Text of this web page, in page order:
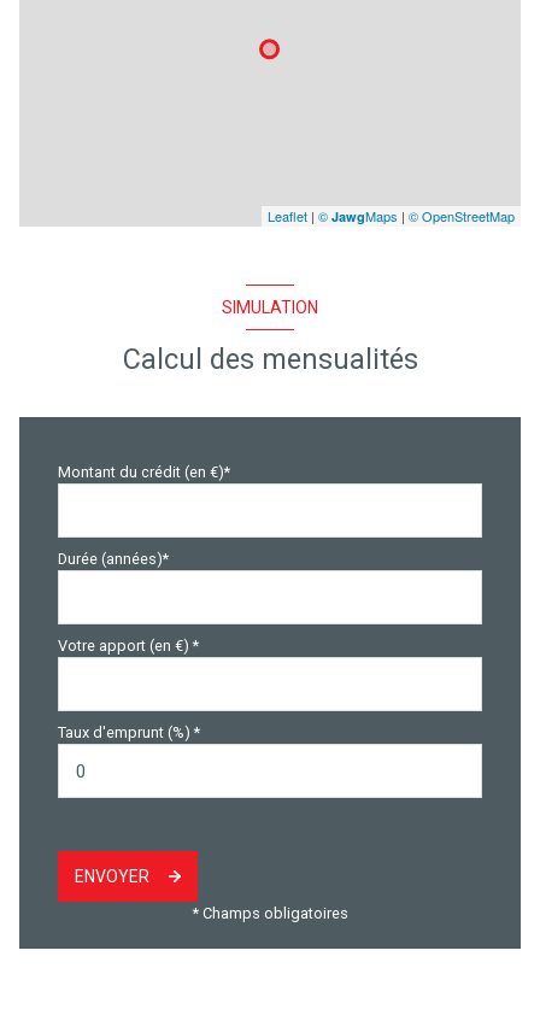
Leaflet | © JawgMaps | © OpenStreetMap
SIMULATION
Calcul des mensualités
Montant du crédit (en €)*
Durée (années)*
Votre apport (en €) *
Taux d'emprunt (%) *
ENVOYER
* Champs obligatoires